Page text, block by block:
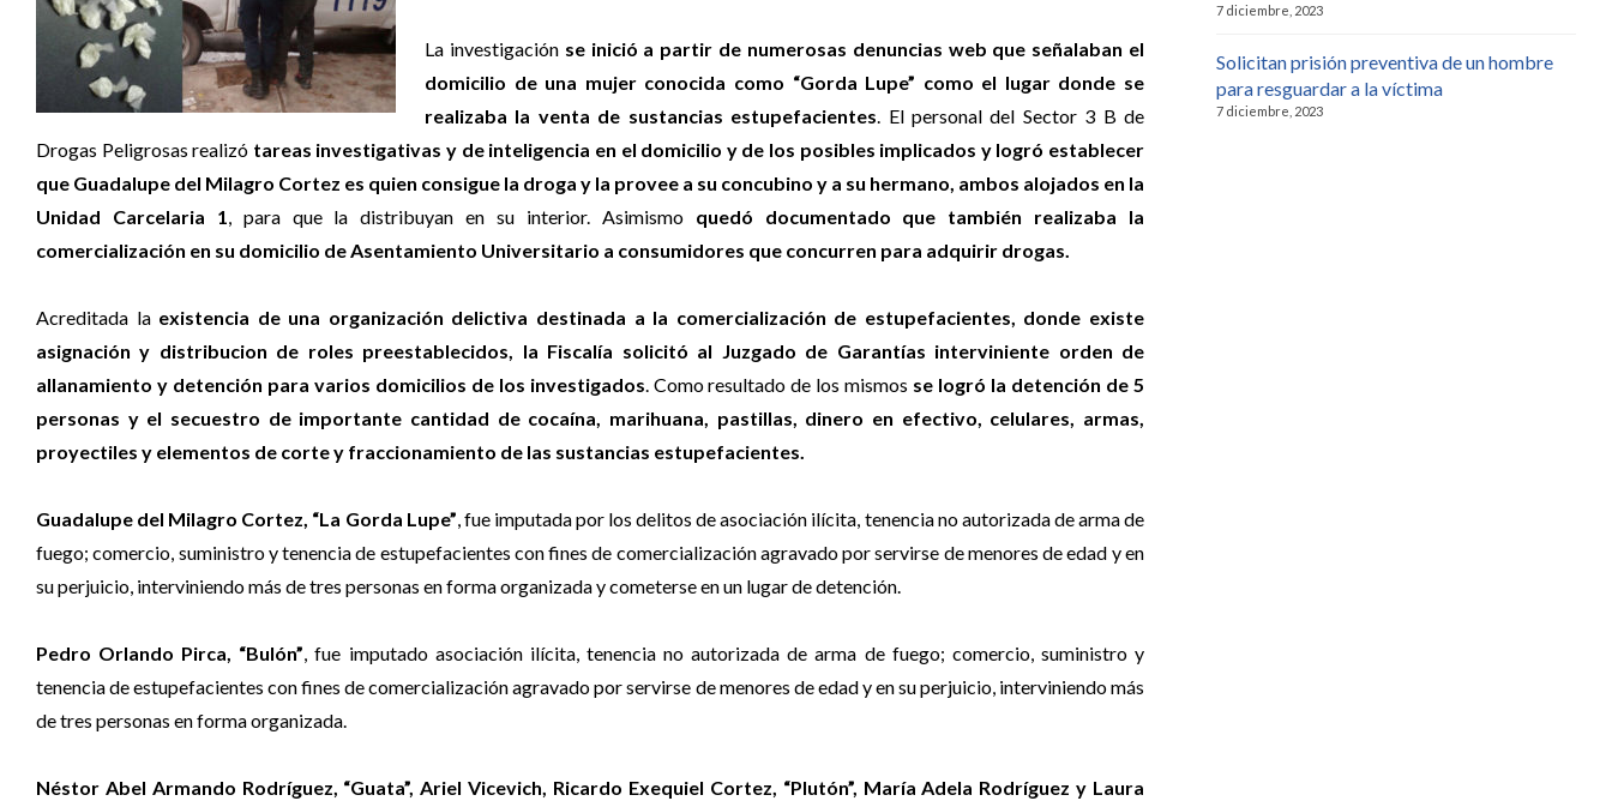
La investigaciónse inició a partir de numerosas denuncias web que señalaban el
domicilio de una mujer conocida como “Gorda Lupe” como el lugar donde se
realizaba la venta de sustancias estupefacientes . El personal del Sector 3 B de
Drogas Peligrosas realizó tareas investigativas y de inteligencia en el domicilio y de los posibles implicados y logró establecer
que Guadalupe del Milagro Cortez es quien consigue la droga y la provee a su concubino y a su hermano, ambos alojados en la
Unidad Carcelaria 1
, para que la distribuyan en su interior. Asimismo quedó documentado que también realizaba la
comercialización en su domicilio de Asentamiento Universitario a consumidores que concurren para adquirir drogas.
Acreditada la existencia de una organización delictiva destinada a la comercialización de estupefacientes, donde existe
asignación y distribucion de roles preestablecidos, la Fiscalía solicitó al Juzgado de Garantías interviniente orden de
allanamiento y detención para varios domicilios de los investigados . Como resultado de los mismos se logró la detención de 5
personas y el secuestro de importante cantidad de cocaína, marihuana, pastillas, dinero en efectivo, celulares, armas,
proyectiles y elementos de corte y fraccionamiento de las sustancias estupefacientes.
Guadalupe del Milagro Cortez, “La Gorda Lupe” , fue imputada por los delitos de asociación ilícita, tenencia no autorizada de arma de
fuego; comercio, suministro y tenencia de estupefacientes con fines de comercialización agravado por servirse de menores de edad y en
su perjuicio, interviniendo más de tres personas en forma organizada y cometerse en un lugar de detención.
Pedro Orlando Pirca, “Bulón” , fue imputado asociación ilícita, tenencia no autorizada de arma de fuego; comercio, suministro y
tenencia de estupefacientes con fines de comercialización agravado por servirse de menores de edad y en su perjuicio, interviniendo más
de tres personas en forma organizada.
Néstor Abel Armando Rodríguez, “Guata”, Ariel Vicevich, Ricardo Exequiel Cortez, “Plutón”, María Adela Rodríguez y Laura
7 diciembre, 2023
Solicitan prisión preventiva de un hombre
para resguardar a la víctima
7 diciembre, 2023